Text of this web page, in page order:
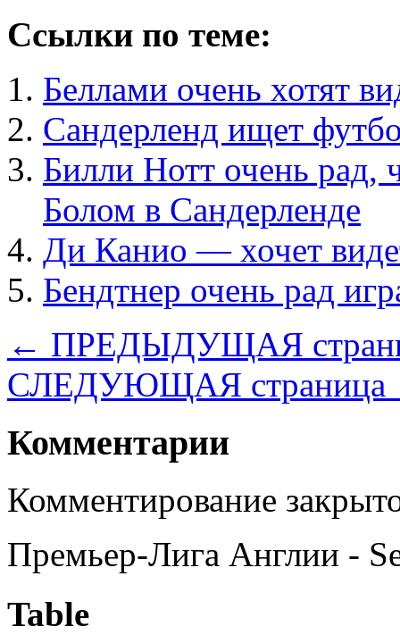
Ссылки по теме:
Беллами очень хотят
Сандерленд ищет
Билли Нотт очень рад,
Болом в Сандерленде
Ди Канио — хочет
Бендтнер очень рад
← ПРЕДЫДУЩАЯ
СЛЕДУЮЩАЯ
Комментарии
Комментирование
Премьер-Лига Англии -
Table